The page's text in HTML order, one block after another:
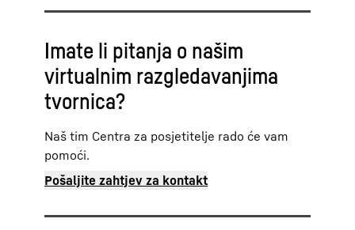
Imate li pitanja o našim
virtualnim razgledavanjima
tvornica?
Naš tim Centra za posjetitelje rado će vam
pomoći.
Pošaljite zahtjev za kontakt